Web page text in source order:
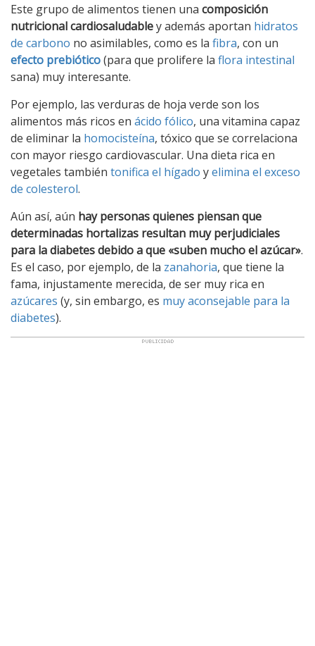
Este grupo de alimentos tienen una composición
nutricional cardiosaludabley además aportan hidratos
de carbono no asimilables, como es la fibra, con un
efecto prebiótico(para que prolifere la flora intestinal
sana) muy interesante.
Por ejemplo, las verduras de hoja verde son los
alimentos más ricos en ácido fólico, una vitamina capaz
de eliminar la homocisteína, tóxico que se correlaciona
con mayor riesgo cardiovascular. Una dieta rica en
vegetales también tonifica el hígado yelimina el exceso
de colesterol.
Aún así, aún hay personas quienes piensan que
determinadas hortalizas resultan muy perjudiciales
para la diabetes debido a que «suben mucho el azúcar».
Es el caso, por ejemplo, de la zanahoria, que tiene la
fama, injustamente merecida, de ser muy rica en
azúcares (y, sin embargo, es muy aconsejable para la
diabetes).